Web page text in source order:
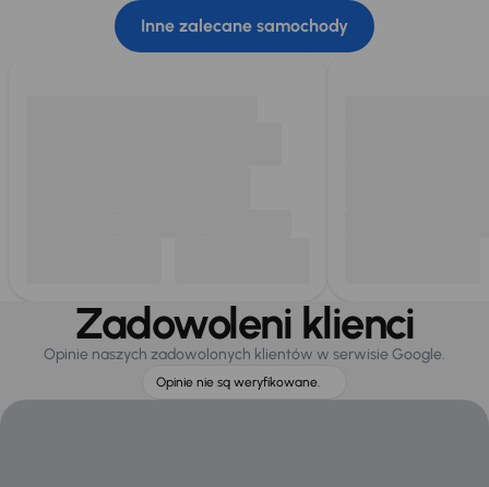
Inne zalecane samochody
Zadowoleni klienci
Opinie naszych zadowolonych klientów w serwisie Google.
Opinie nie są weryfikowane.